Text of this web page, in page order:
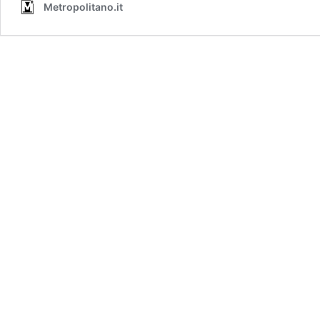
Metropolitano.it